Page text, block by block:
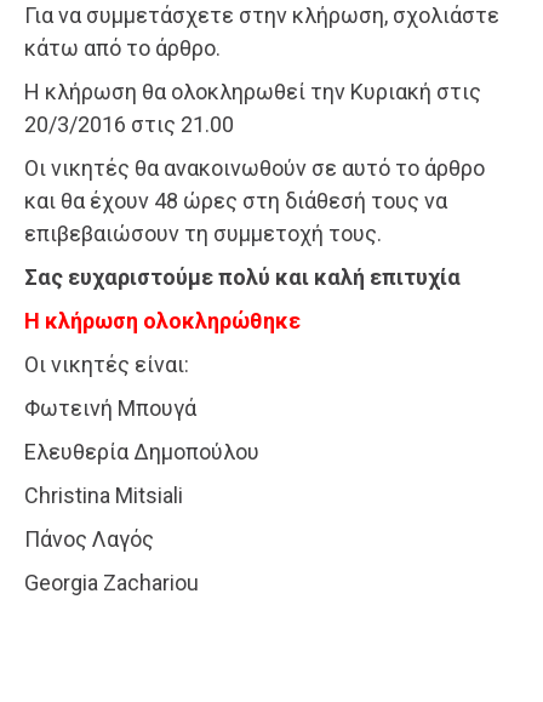
Για να συμμετάσχετε στην κλήρωση, σχολιάστε
κάτω από το άρθρο.
Η κλήρωση θα ολοκληρωθεί την Κυριακή στις
20/3/2016 στις 21.00
Οι νικητές θα ανακοινωθούν σε αυτό το άρθρο
και θα έχουν 48 ώρες στη διάθεσή τους να
επιβεβαιώσουν τη συμμετοχή τους.
Σας ευχαριστούμε πολύ και καλή επιτυχία
Η κλήρωση ολοκληρώθηκε
Οι νικητές είναι:
Φωτεινή Μπουγά
Ελευθερία Δημοπούλου
Christina Mitsiali
Πάνος Λαγός
Georgia Zachariou